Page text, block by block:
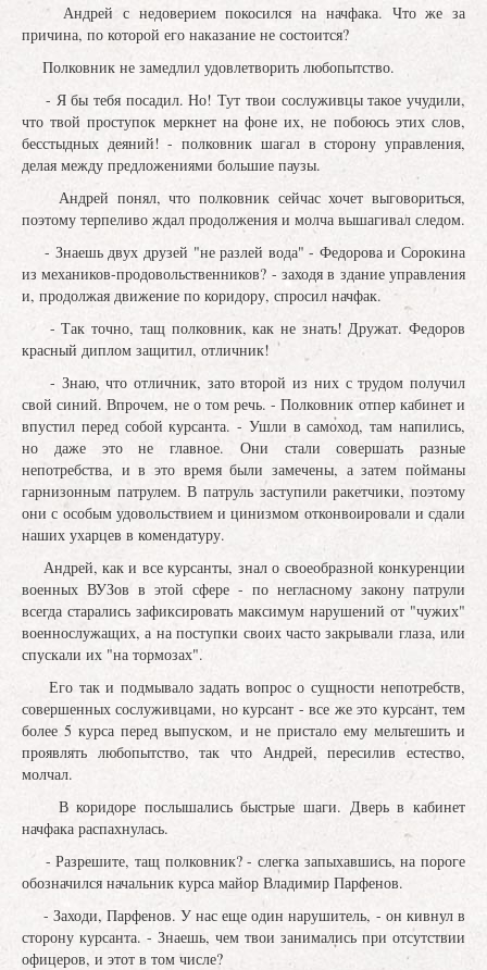
Андрей с недоверием покосился на начфака. Что же за
причина, по которой его наказание не состоится?
Полковник не замедлил удовлетворить любопытство.
- Я бы тебя посадил. Но! Тут твои сослуживцы такое учудили,
что твой проступок меркнет на фоне их, не побоюсь этих слов,
бесстыдных деяний! - полковник шагал в сторону управления,
делая между предложениями большие паузы.
Андрей понял, что полковник сейчас хочет выговориться,
поэтому терпеливо ждал продолжения и молча вышагивал следом.
- Знаешь двух друзей "не разлей вода" - Федорова и Сорокина
из механиков-продовольственников? - заходя в здание управления
и, продолжая движение по коридору, спросил начфак.
- Так точно, тащ полковник, как не знать! Дружат. Федоров
красный диплом защитил, отличник!
- Знаю, что отличник, зато второй из них с трудом получил
свой синий. Впрочем, не о том речь. - Полковник отпер кабинет и
впустил перед собой курсанта. - Ушли в самоход, там напились,
но даже это не главное. Они стали совершать разные
непотребства, и в это время были замечены, а затем пойманы
гарнизонным патрулем. В патруль заступили ракетчики, поэтому
они с особым удовольствием и цинизмом отконвоировали и сдали
наших ухарцев в комендатуру.
Андрей, как и все курсанты, знал о своеобразной конкуренции
военных ВУЗов в этой сфере - по негласному закону патрули
всегда старались зафиксировать максимум нарушений от "чужих"
военнослужащих, а на поступки своих часто закрывали глаза, или
спускали их "на тормозах".
Его так и подмывало задать вопрос о сущности непотребств,
совершенных сослуживцами, но курсант - все же это курсант, тем
более 5 курса перед выпуском, и не пристало ему мельтешить и
проявлять любопытство, так что Андрей, пересилив естество,
молчал.
В коридоре послышались быстрые шаги. Дверь в кабинет
начфака распахнулась.
- Разрешите, тащ полковник? - слегка запыхавшись, на пороге
обозначился начальник курса майор Владимир Парфенов.
- Заходи, Парфенов. У нас еще один нарушитель, - он кивнул в
сторону курсанта. - Знаешь, чем твои занимались при отсутствии
офицеров, и этот в том числе?